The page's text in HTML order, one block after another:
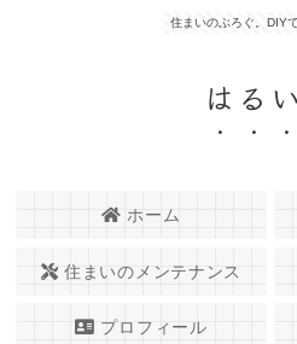
住まいのぶろぐ。DIY
はる
ホーム
住まいのメンテナンス
プロフィール